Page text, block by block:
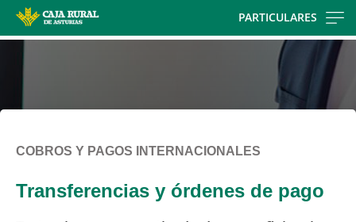
PARTICULARES
COBROS Y PAGOS INTERNACIONALES
Transferencias y órdenes de pago